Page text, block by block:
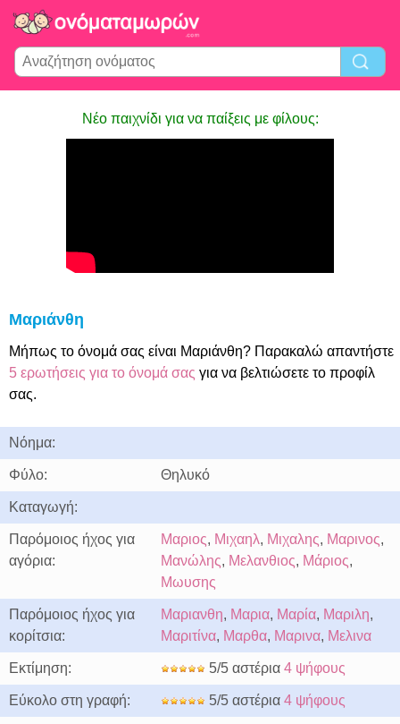
Νέο παιχνίδι για να παίξεις με φίλους:
Μαριάνθη
Μήπως το όνομά σας είναι Μαριάνθη? Παρακαλώ απαντήστε
5 ερωτήσεις για το όνομά σας για να βελτιώσετε το προφίλ
σας.
Νόημα:
Φύλο: Θηλυκό
Καταγωγή:
Παρόμοιος ήχος για
αγόρια:
Μαριος, Μιχαηλ, Μιχαλης, Μαρινος,
Μανώλης, Μελανθιος, Μάριος,
Μωυσης
Παρόμοιος ήχος για
κορίτσια:
Μαριανθη, Μαρια, Μαρία, Μαριλη,
Μαριτίνα, Μαρθα, Μαρινα, Μελινα
Εκτίμηση: 5/5 αστέρια 4 ψήφους
Εύκολο στη γραφή: 5/5 αστέρια 4 ψήφους